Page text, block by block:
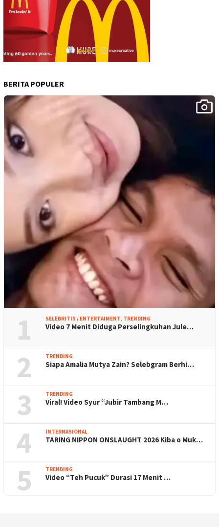
BERITA POPULER
1 SELEBRITIS / ENTERTAIMENT, TRENDING
Video 7 Menit Diduga Perselingkuhan Jule…
2 TRENDING
Siapa Amalia Mutya Zain? Selebgram Berhi…
3 TRENDING
Viral! Video Syur “Jubir Tambang M…
4 INTERNASIONAL
TARING NIPPON ONSLAUGHT 2026 Kiba o Muk…
5 TRENDING
Video “Teh Pucuk” Durasi 17 Menit …